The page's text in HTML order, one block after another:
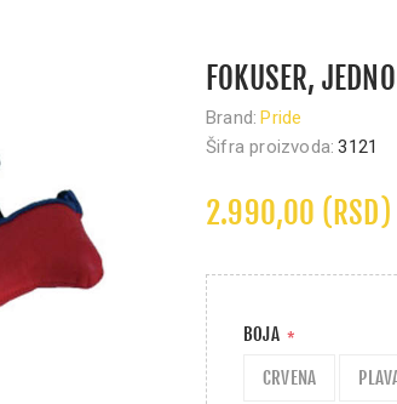
FOKUSER,
Brand: Pride
Šifra proizvoda: 3121
2.990,00 (RSD)
BOJA *
CRVENA